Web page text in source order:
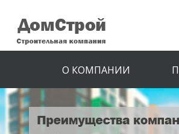
О КОМПАНИИ